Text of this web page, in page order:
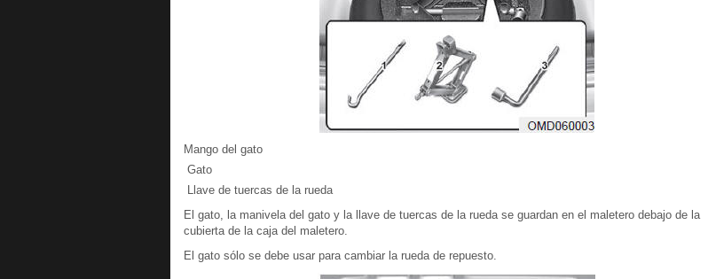
Mango del gato
Gato
Llave de tuercas de la rueda
El gato, la manivela del gato y la llave de tuercas de la rueda se guardan en el maletero debajo de la
cubierta de la caja del maletero.
El gato sólo se debe usar para cambiar la rueda de repuesto.